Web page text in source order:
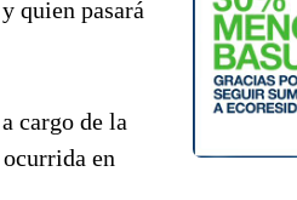
quien pasará
cargo de la
en